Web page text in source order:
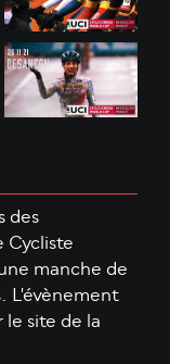
des
Cycliste
manche de
L'évènement
le site de la